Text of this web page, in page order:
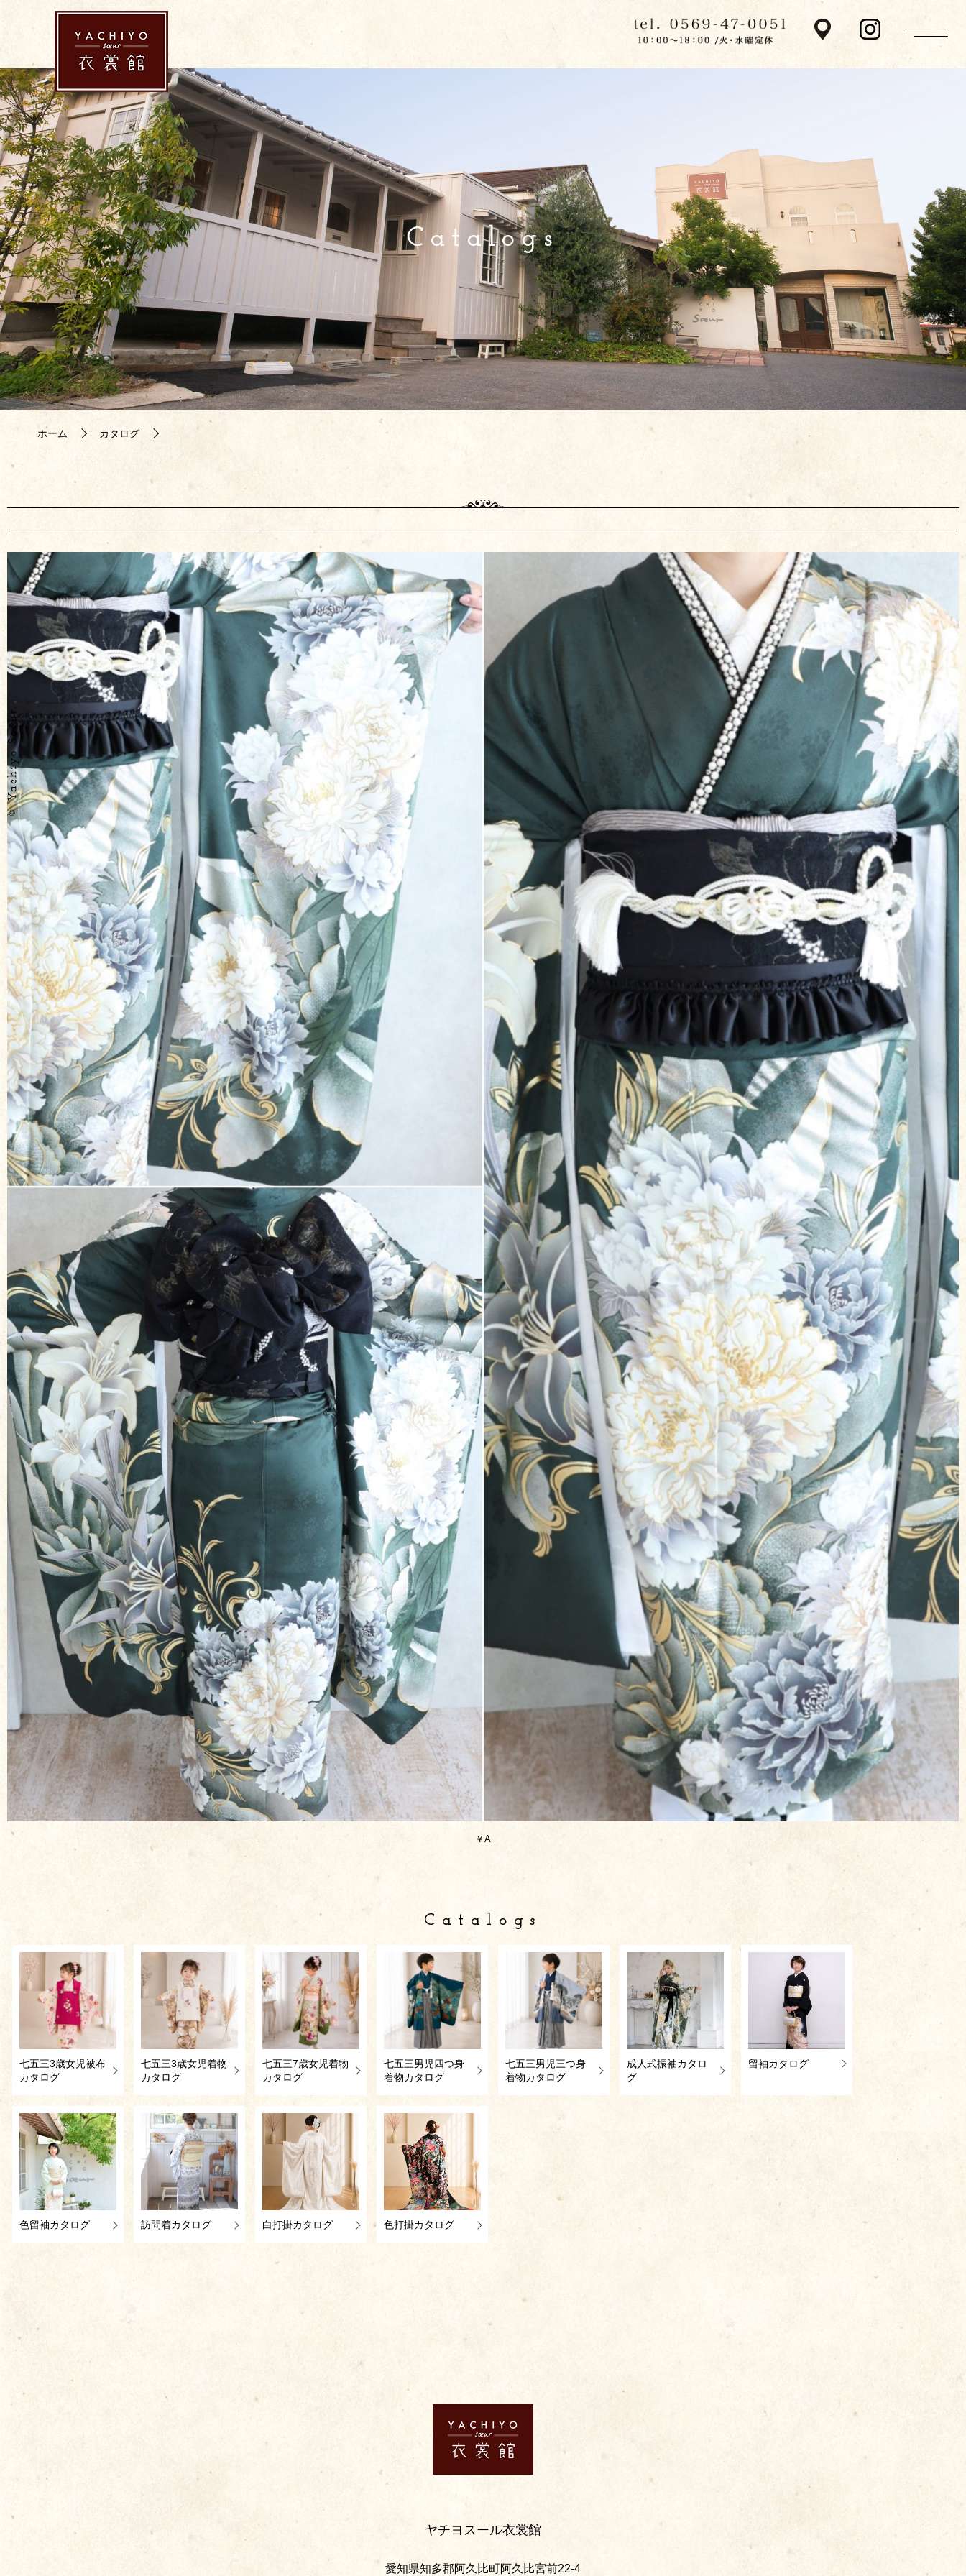
Catalogs
ホーム カタログ
￥A
Catalogs
七五三3歳女児被布
カタログ
七五三3歳女児着物
カタログ
七五三7歳女児着物
カタログ
七五三男児四つ身
着物カタログ
七五三男児三つ身
着物カタログ
成人式振袖カタロ
グ
留袖カタログ
色留袖カタログ 訪問着カタログ 白打掛カタログ 色打掛カタログ
ヤチヨスール衣裳館
愛知県知多郡阿久比町阿久比宮前22-4